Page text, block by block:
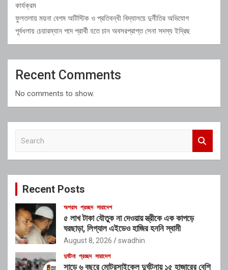
কার্যক্রম
ফুলতলায় ময়না বেগম অটিস্টিক ও প্রতিবন্ধী বিদ্যালয়ে দুর্নীতির অভিযোগ
পূর্বধলায় চেয়ারম্যান পদে প্রার্থী হতে চান অবসরপ্রাপ্ত সেনা সদস্য ইদ্রিছ
Recent Comments
No comments to show.
c
Recent Posts
অপরাধ প্রচ্ছদ সারাদেশ
৫ লাখ টাকা যৌতুক না দেওয়ায় স্ত্রীকে এক কাপড়ে
ঘরছাড়া, লিগ্যাল এইডেও হাজির হননি স্বামী
August 8, 2026 swadhin
দুর্ঘটনা প্রচ্ছদ সারাদেশ
সাড়ে ৬ বছরে মোটরসাইকেল দুর্ঘটনায় ১৫ হাজারের বেশি